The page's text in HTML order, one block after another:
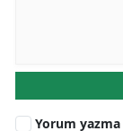
Yorum yazma